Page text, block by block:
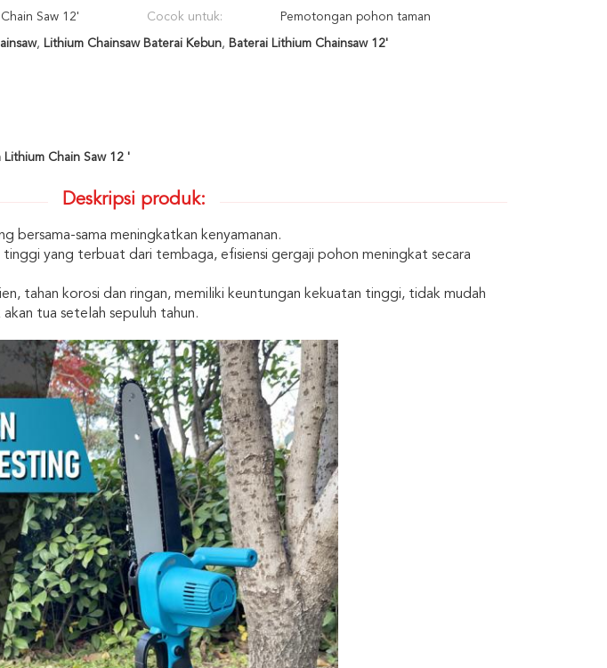
Saw 12' Cocok untuk: Pemotongan pohon taman
, Lithium Chainsaw Baterai Kebun, Baterai Lithium Chainsaw 12'
Lithium Chain Saw 12 '
Deskripsi produk:
bersama-sama meningkatkan kenyamanan.
yang terbuat dari tembaga, efisiensi gergaji pohon meningkat secara
tahan korosi dan ringan, memiliki keuntungan kekuatan tinggi, tidak mudah
tua setelah sepuluh tahun.